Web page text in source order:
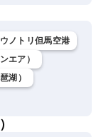
ノトリ但馬空港
エア）
湖）